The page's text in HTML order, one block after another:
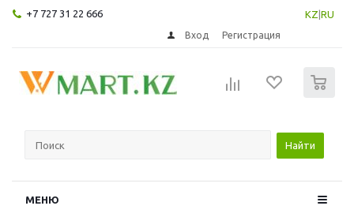
+7 727 31 22 666 KZ RU
Вход Регистрация
Найти
МЕНЮ